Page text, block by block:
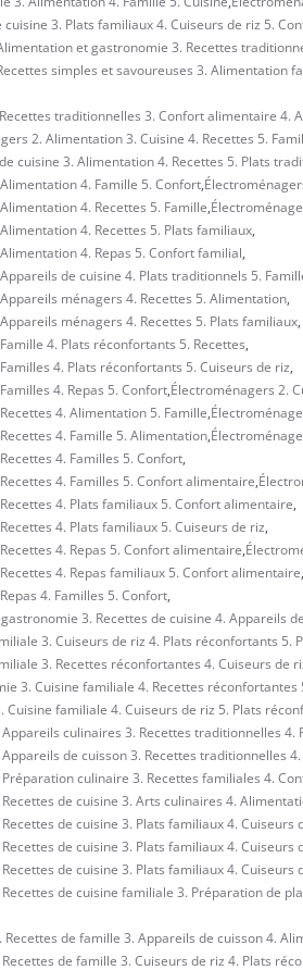
3. Plats familiaux 4. Cuiseurs de riz 5.
et gastronomie 3. Recettes
simples et savoureuses 3. Alimentation
traditionnelles 3. Confort alimentaire 4.
2. Alimentation 3. Cuisine 4. Recettes 5.
cuisine 3. Alimentation 4. Recettes 5. Plats
4. Famille 5. Confort,
4. Recettes 5. Famille,
4. Recettes 5. Plats familiaux,
4. Repas 5. Confort familial,
de cuisine 4. Plats traditionnels 5.
ménagers 4. Recettes 5. Alimentation,
ménagers 4. Recettes 5. Plats familiaux,
4. Plats réconfortants 5. Recettes,
4. Plats réconfortants 5. Cuiseurs de riz,
4. Repas 5. Confort,Électroménagers 2.
4. Alimentation 5. Famille,
4. Famille 5. Alimentation,
4. Familles 5. Confort,
4. Familles 5. Confort alimentaire,
4. Plats familiaux 5. Confort alimentaire,
4. Plats familiaux 5. Cuiseurs de riz,
4. Repas 5. Confort alimentaire,
4. Repas familiaux 5. Confort alimentaire,
4. Familles 5. Confort,
3. Recettes de cuisine 4. Appareils
3. Cuiseurs de riz 4. Plats réconfortants 5.
3. Recettes réconfortantes 4. Cuiseurs de
3. Cuisine familiale 4. Recettes réconfortantes
Cuisine familiale 4. Cuiseurs de riz 5. Plats
culinaires 3. Recettes traditionnelles
de cuisson 3. Recettes traditionnelles
culinaire 3. Recettes familiales 4.
de cuisine 3. Arts culinaires 4.
de cuisine 3. Plats familiaux 4.
de cuisine 3. Plats familiaux 4.
de cuisine 3. Plats familiaux 4.
de cuisine familiale 3. Préparation de
de famille 3. Appareils de cuisson 4.
de famille 3. Cuiseurs de riz 4. Plats